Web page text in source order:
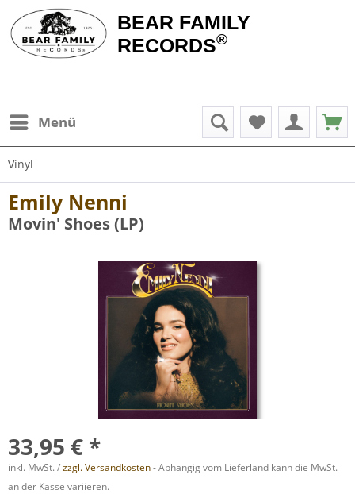
BEAR FAMILY
RECORDS®
Menü
Vinyl
Emily Nenni
Movin' Shoes (LP)
33,95 € *
inkl. MwSt. /zzgl. Versandkosten- Abhängig vom Lieferland kann die MwSt.
an der Kasse variieren.